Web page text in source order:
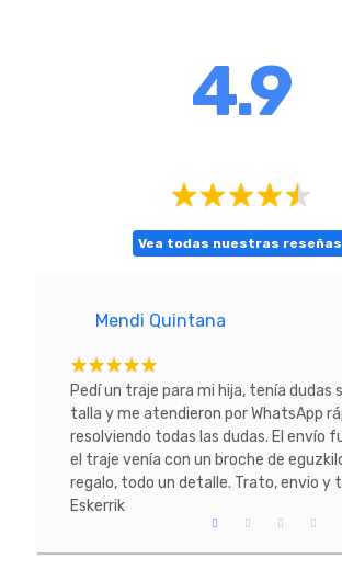
4.9
Vea todas nuestras reseñas
Mendi Quintana
Pedí un traje para mi hija, tenía dudas
talla y me atendieron por WhatsApp
resolviendo todas las dudas. El envío
el traje venía con un broche de
regalo, todo un detalle. Trato, envio y
Eskerrik